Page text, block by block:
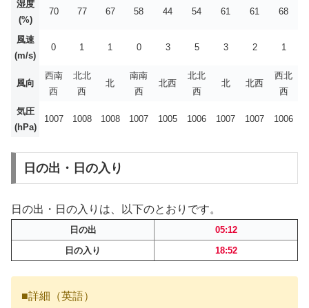
湿度
(%)
70 77 67 58 44 54 61 61 68
風速
(m/s)
0 1 1 0 3 5 3 2 1
風向
西南
西
北北
西
北
南南
西
北西
北北
西
北 北西
西北
西
気圧
(hPa)
1007 1008 1008 1007 1005 1006 1007 1007 1006
日の出・日の入り
日の出・日の入りは、以下のとおりです。
日の出
05:12
日の入り
18:52
■詳細（英語）